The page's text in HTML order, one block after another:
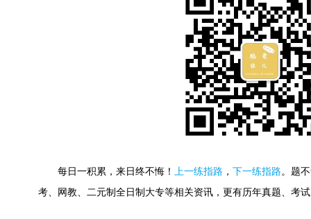
每日一积累，来日终不悔！ 上一练指路 ， 下一练指路。 题
考、网教、二元制全日制大专等相关资讯，更有历年真题、考